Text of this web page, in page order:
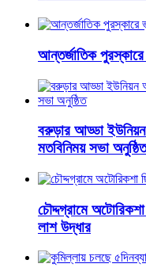
আন্তর্জাতিক পুরস্কারে
বরুড়ার আড্ডা
মতবিনিময় সভা অনুষ্ঠিত
চৌদ্দগ্রামে
লাশ উদ্ধার